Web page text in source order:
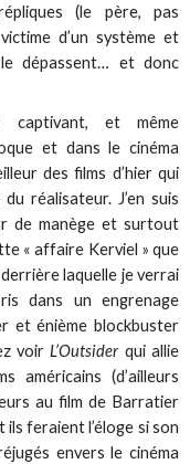
(le père, pas
d’un système et
dépassent… et donc
captivant, et même
et dans le cinéma
des films d’hier qui
réalisateur. J’en suis
de manège et surtout
« affaire Kerviel » que
laquelle je verrai
dans un engrenage
et énième blockbuster
voirL’Outsiderqui allie
américains (d’ailleurs
au film de Barratier
feraient l’éloge si son
envers le cinéma